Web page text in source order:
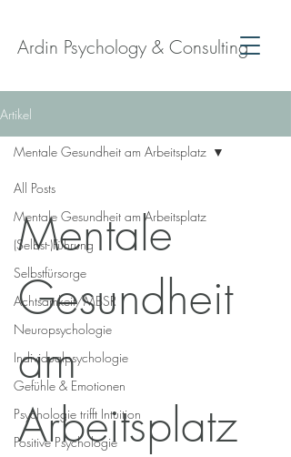
Ardin Psychology & Consulting
Artikel
All Posts
Mentale Gesundheit am Arbeitsplatz
(Selbst-)Führung
Selbstfürsorge
Achtsamkeit/MBSR
Neuropsychologie
Individualpsychologie
Gefühle & Emotionen
Psychologie trifft Intuition
Positive Psychologie
Mentale Gesundheit am Arbeitsplatz
Mentale
Gesundheit
am
Arbeitsplatz